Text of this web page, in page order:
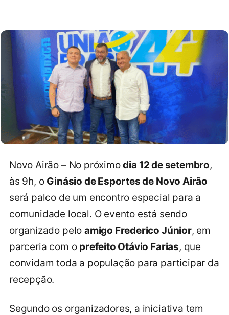
Novo Airão – No próximodia 12 de setembro,
às 9h, o Ginásio de Esportes de Novo Airão
será palco de um encontro especial para a
comunidade local. O evento está sendo
organizado pelo amigo Frederico Júnior, em
parceria com o prefeito Otávio Farias, que
convidam toda a população para participar da
recepção.
Segundo os organizadores, a iniciativa tem